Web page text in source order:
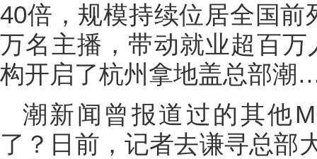
40倍，规模持续位居全国
万名主播，带动就业超百
构开启了杭州拿地盖总部
潮新闻曾报道过的其他
了？日前，记者去谦寻总部